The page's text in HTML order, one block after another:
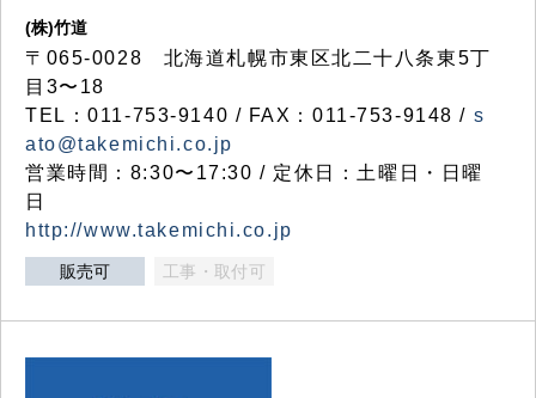
(株)竹道
〒065-0028 北海道札幌市東区北二十八条東5丁
目3〜18
TEL：011-753-9140 / FAX：011-753-9148 / s
ato@takemichi.co.jp
営業時間：8:30〜17:30 / 定休日：土曜日・日曜
日
http://www.takemichi.co.jp
販売可 工事・取付可